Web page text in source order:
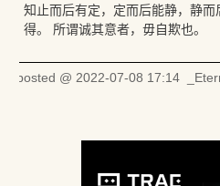
知止而后有定，定而后能静，静
得。 所谓诚其意者，毋自欺也。
posted @ 2022-07-08 17:14